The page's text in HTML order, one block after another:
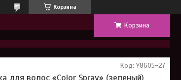
Корзина
Корзина
для волос «Color Spray» (зеленый)
Код: Y8605-27